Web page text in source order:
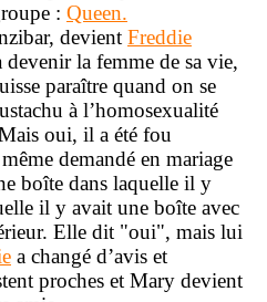
: Queen.
devient Freddie
la femme de sa vie,
paraître quand on se
à l’homosexualité
oui, il a été fou
demandé en mariage
boîte dans laquelle il y
il y avait une boîte avec
Elle dit "oui", mais lui
a changé d’avis et
proches et Mary devient